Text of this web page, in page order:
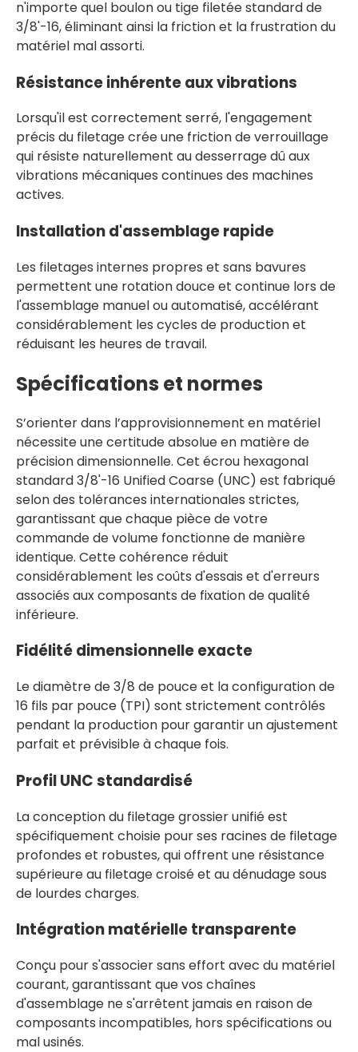
n'importe quel boulon ou tige filetée standard de
3/8'-16, éliminant ainsi la friction et la frustration du
matériel mal assorti.
Résistance inhérente aux vibrations
Lorsqu'il est correctement serré, l'engagement
précis du filetage crée une friction de verrouillage
qui résiste naturellement au desserrage dû aux
vibrations mécaniques continues des machines
actives.
Installation d'assemblage rapide
Les filetages internes propres et sans bavures
permettent une rotation douce et continue lors de
l'assemblage manuel ou automatisé, accélérant
considérablement les cycles de production et
réduisant les heures de travail.
Spécifications et normes
S’orienter dans l’approvisionnement en matériel
nécessite une certitude absolue en matière de
précision dimensionnelle. Cet écrou hexagonal
standard 3/8'-16 Unified Coarse (UNC) est fabriqué
selon des tolérances internationales strictes,
garantissant que chaque pièce de votre
commande de volume fonctionne de manière
identique. Cette cohérence réduit
considérablement les coûts d'essais et d'erreurs
associés aux composants de fixation de qualité
inférieure.
Fidélité dimensionnelle exacte
Le diamètre de 3/8 de pouce et la configuration de
16 fils par pouce (TPI) sont strictement contrôlés
pendant la production pour garantir un ajustement
parfait et prévisible à chaque fois.
Profil UNC standardisé
La conception du filetage grossier unifié est
spécifiquement choisie pour ses racines de filetage
profondes et robustes, qui offrent une résistance
supérieure au filetage croisé et au dénudage sous
de lourdes charges.
Intégration matérielle transparente
Conçu pour s'associer sans effort avec du matériel
courant, garantissant que vos chaînes
d'assemblage ne s'arrêtent jamais en raison de
composants incompatibles, hors spécifications ou
mal usinés.